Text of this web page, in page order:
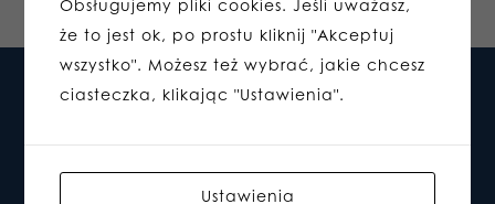
Obsługujemy pliki cookies. Jeśli uważasz,
że to jest ok, po prostu kliknij "Akceptuj
wszystko". Możesz też wybrać, jakie chcesz
ciasteczka, klikając "Ustawienia".
Ustawienia